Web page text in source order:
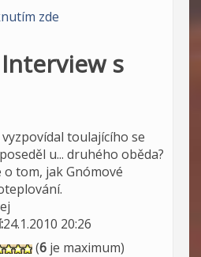
zde
s
toulajícího se
u... druhého oběda?
tom, jak Gnómové
24.1.2010 20:26
(6 je maximum)